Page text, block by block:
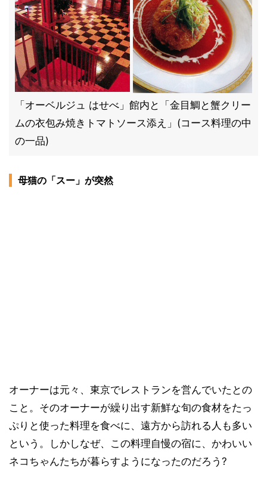
「オーベルジュ はせべ」館内と「金目鯛と蟹クリー
ムの衣包み焼きトマトソース添え」(コース料理の中
の一品)
母猫の「スー」が突然
オーナーは元々、東京でレストランを営んでいたとの
こと。そのオーナーが繰り出す新鮮な旬の食材をたっ
ぷりと使った料理を食べに、遠方から訪れる人も多い
という。しかしなぜ、この料理自慢の宿に、かわいい
ネコちゃんたちが暮らすようになったのだろう?